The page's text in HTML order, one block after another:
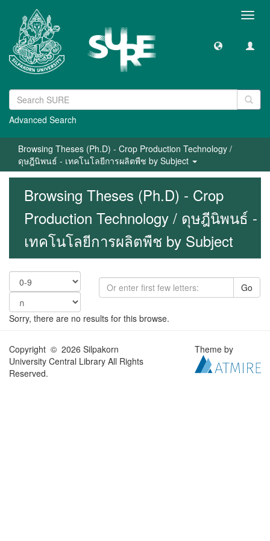
Advanced Search
Browsing Theses (Ph.D) - Crop Production Technology /
ดุษฎีนิพนธ์ - เทคโนโลยีการผลิตพืช by Subject
Browsing Theses (Ph.D) - Crop
Production Technology / ดุษฎีนิพนธ์ -
เทคโนโลยีการผลิตพืช by Subject
Go
Sorry, there are no results for this browse.
Copyright © 2026 Silpakorn
University Central Library All Rights
Reserved.
Theme by